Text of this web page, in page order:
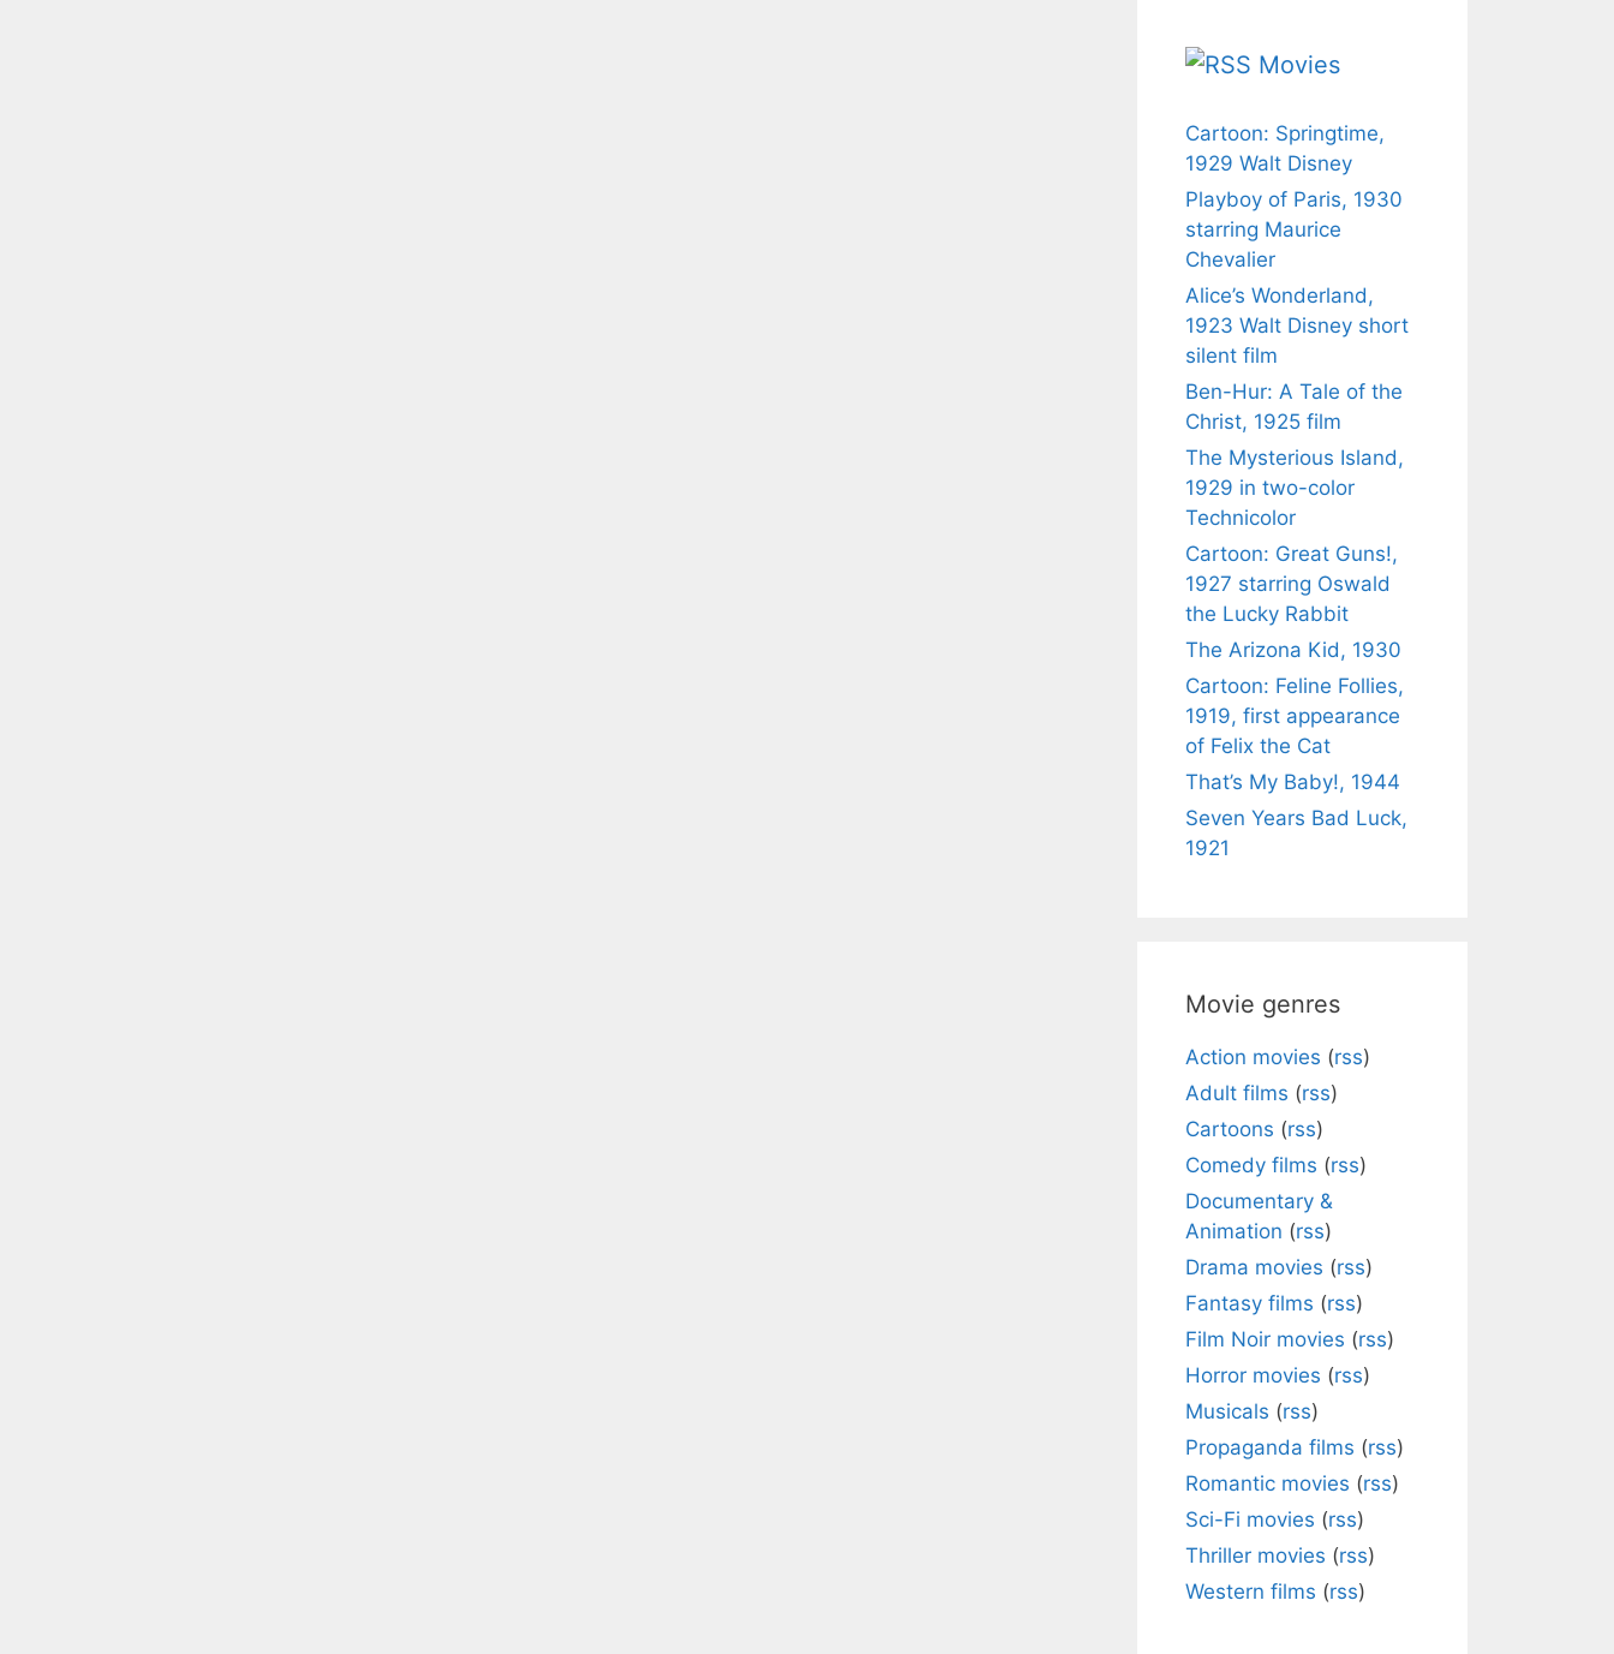
Movies
Cartoon: Springtime,
1929 Walt Disney
Playboy of Paris, 1930
starring Maurice
Chevalier
Alice’s Wonderland,
1923 Walt Disney short
silent film
Ben-Hur: A Tale of the
Christ, 1925 film
The Mysterious Island,
1929 in two-color
Technicolor
Cartoon: Great Guns!,
1927 starring Oswald
the Lucky Rabbit
The Arizona Kid, 1930
Cartoon: Feline Follies,
1919, first appearance
of Felix the Cat
That’s My Baby!, 1944
Seven Years Bad Luck,
1921
Movie genres
Action movies (rss)
Adult films (rss)
Cartoons (rss)
Comedy films (rss)
Documentary &
Animation (rss)
Drama movies (rss)
Fantasy films (rss)
Film Noir movies (rss)
Horror movies (rss)
Musicals (rss)
Propaganda films (rss)
Romantic movies (rss)
Sci-Fi movies (rss)
Thriller movies (rss)
Western films (rss)